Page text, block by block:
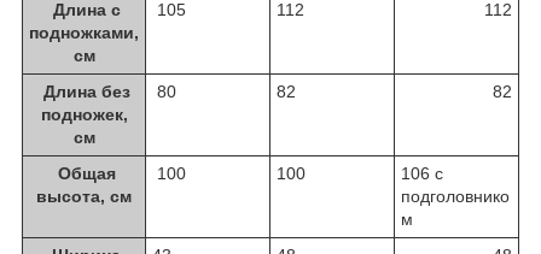
Длина с
подножками,
см
105 112 112
Длина без
подножек,
см
80 82 82
Общая
высота, см
100 100
106 с
подголовнико
м